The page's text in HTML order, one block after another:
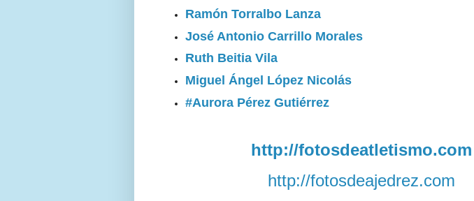
Ramón Torralbo Lanza
José Antonio Carrillo Morales
Ruth Beitia Vila
Miguel Ángel López Nicolás
#Aurora Pérez Gutiérrez
http://fotosdeatletismo.com
http://fotosdeajedrez.com